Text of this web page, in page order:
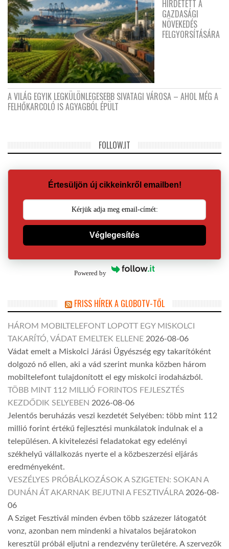
HIRDETETT A
GAZDASÁGI
NÖVEKEDÉS
FELGYORSÍTÁSÁRA
A VILÁG EGYIK LEGKÜLÖNLEGESEBB SIVATAGI VÁROSA – AHOL MÉG A
FELHŐKARCOLÓ IS AGYAGBÓL ÉPÜLT
FOLLOW.IT
Értesüljön új cikkeinkről emailben!
Véglegesítés
Powered by
FRISS HÍREK A GLOBOTV-TŐL
HÁROM MOBILTELEFONT LOPOTT EGY MISKOLCI
TAKARÍTÓ, VÁDAT EMELTEK ELLENE 2026-08-06
Vádat emelt a Miskolci Járási Ügyészség egy takarítóként
dolgozó nő ellen, aki a vád szerint munka közben három
mobiltelefont tulajdonított el egy miskolci irodaházból.
TÖBB MINT 112 MILLIÓ FORINTOS FEJLESZTÉS
KEZDŐDIK SELYEBEN 2026-08-06
Jelentős beruházás veszi kezdetét Selyében: több mint 112
millió forint értékű fejlesztési munkálatok indulnak el a
településen. A kivitelezési feladatokat egy edelényi
székhelyű vállalkozás nyerte el a közbeszerzési eljárás
eredményeként.
VESZÉLYES PRÓBÁLKOZÁSOK A SZIGETEN: SOKAN A
DUNÁN ÁT AKARNAK BEJUTNI A FESZTIVÁLRA 2026-08-
06
A Sziget Fesztivál minden évben több százezer látogatót
vonz, azonban nem mindenki a hivatalos bejáratokon
keresztül próbál eljutni a rendezvény területére. A szervezők